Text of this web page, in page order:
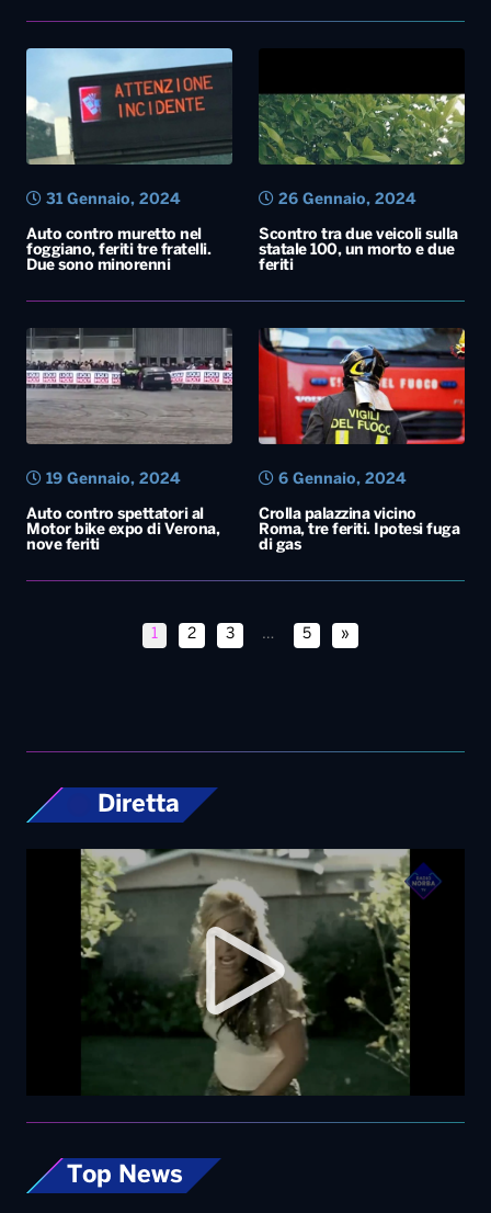
Auto contro muretto nel
foggiano, feriti tre fratelli.
Due sono minorenni
31 Gennaio, 2024
Scontro tra due veicoli sulla
statale 100, un morto e due
feriti
26 Gennaio, 2024
Auto contro spettatori al
Motor bike expo di Verona,
nove feriti
19 Gennaio, 2024
Crolla palazzina vicino
Roma, tre feriti. Ipotesi fuga
di gas
6 Gennaio, 2024
1 2 3 … 5 »
Diretta
Top News